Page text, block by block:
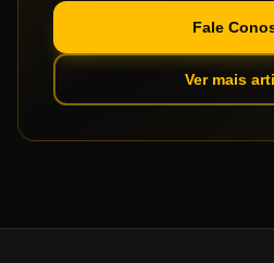
Fale
Ver mais